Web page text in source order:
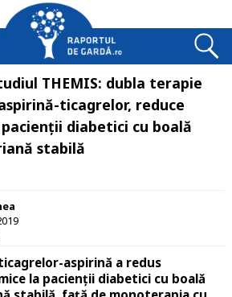
THEMIS: dubla terapie
ticagrelor, reduce
diabetici cu boală
stabilă
aspirină a redus
la pacienții diabetici cu boală